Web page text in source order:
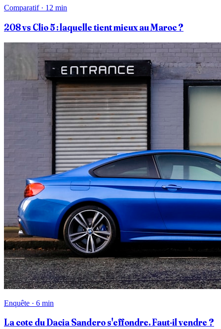
Comparatif · 12 min
208 vs Clio 5 : laquelle tient mieux au Maroc ?
Enquête · 6 min
La cote du Dacia Sandero s'effondre. Faut-il vendre ?